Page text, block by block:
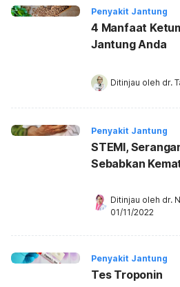
Penyakit Jantung
4 Manfaat
Jantung Anda
Ditinjau oleh dr.
Penyakit Jantung
STEMI,
Sebabkan
Ditinjau oleh dr.
01/11/2022
Penyakit Jantung
Tes Troponin